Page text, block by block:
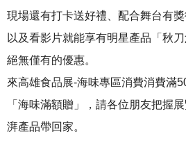
現場還有打卡送好禮、配合舞台有
以及看影片就能享有明星產品「秋
絕無僅有的優惠。
來高雄食品展-海味專區消費消費滿
「海味滿額贈」，請各位朋友把握
湃產品帶回家。